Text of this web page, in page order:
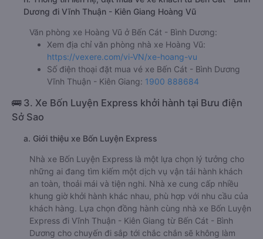
Dương đi Vĩnh Thuận - Kiên Giang Hoàng Vũ
Văn phòng xe Hoàng Vũ ở Bến Cát - Bình Dương:
Xem địa chỉ văn phòng nhà xe Hoàng Vũ:
https://vexere.com/vi-VN/xe-hoang-vu
Số điện thoại đặt mua vé xe Bến Cát - Bình Dương
Vĩnh Thuận - Kiên Giang: 1900 888684
🚌 3. Xe Bốn Luyện Express khởi hành tại Bưu điện
Sở Sao
a. Giới thiệu xe Bốn Luyện Express
Nhà xe Bốn Luyện Express là một lựa chọn lý tưởng cho
những ai đang tìm kiếm một dịch vụ vận tải hành khách
an toàn, thoải mái và tiện nghi. Nhà xe cung cấp nhiều
khung giờ khởi hành khác nhau, phù hợp với nhu cầu của
khách hàng. Lựa chọn đồng hành cùng nhà xe Bốn Luyện
Express đi Vĩnh Thuận - Kiên Giang từ Bến Cát - Bình
Dương cho chuyến đi sắp tới chắc chắn sẽ không làm